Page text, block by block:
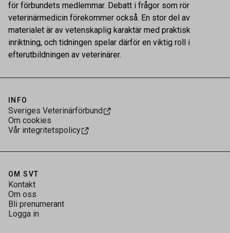
för förbundets medlemmar. Debatt i frågor som rör
veterinärmedicin förekommer också. En stor del av
materialet är av vetenskaplig karaktär med praktisk
inriktning, och tidningen spelar därför en viktig roll i
efterutbildningen av veterinärer.
INFO
Sveriges Veterinärförbund
Om cookies
Vår integritetspolicy
OM SVT
Kontakt
Om oss
Bli prenumerant
Logga in